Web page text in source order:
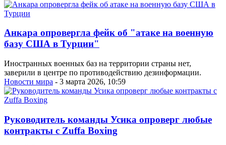
Анкара опровергла фейк об "атаке на военную
базу США в Турции"
Иностранных военных баз на территории страны нет,
заверили в центре по противодействию дезинформации.
Новости мира - 3 марта 2026, 10:59
Руководитель команды Усика опроверг любые
контракты с Zuffa Boxing